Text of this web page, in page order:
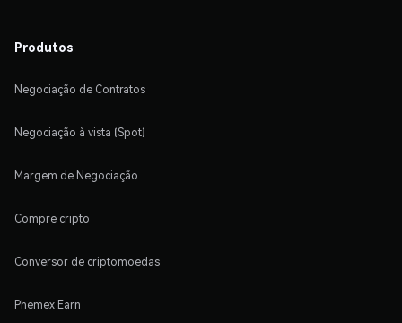
Produtos
Negociação de Contratos
Negociação à vista (Spot)
Margem de Negociação
Compre cripto
Conversor de criptomoedas
Phemex Earn